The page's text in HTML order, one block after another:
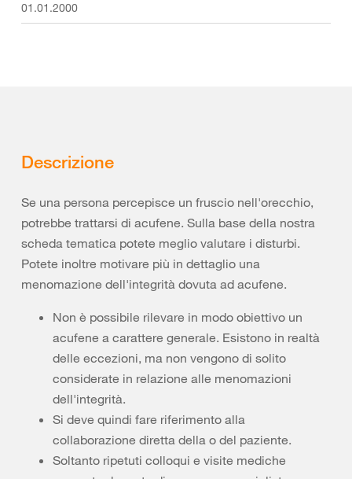
01.01.2000
Descrizione
Se una persona percepisce un fruscio nell'orecchio,
potrebbe trattarsi di acufene. Sulla base della nostra
scheda tematica potete meglio valutare i disturbi.
Potete inoltre motivare più in dettaglio una
menomazione dell'integrità dovuta ad acufene.
Non è possibile rilevare in modo obiettivo un
acufene a carattere generale. Esistono in realtà
delle eccezioni, ma non vengono di solito
considerate in relazione alle menomazioni
dell'integrità.
Si deve quindi fare riferimento alla
collaborazione diretta della o del paziente.
Soltanto ripetuti colloqui e visite mediche